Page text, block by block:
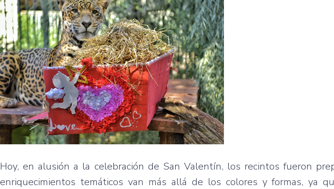
Hoy, en alusión a la celebración de San Valentín, los recintos fueron
enriquecimientos temáticos van más allá de los colores y formas, ya